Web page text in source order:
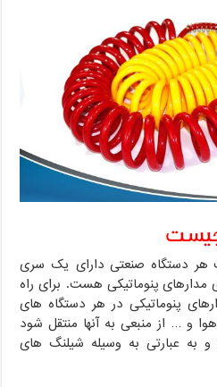
هر دستگاه صنعتی دارای یک سری
مدارهای پنوماتیکی هست. برای راه
پنوماتیکی در هر دستگاه های
و … از منبعی به آنها منتقل شود
و به عبارتی به وسیله شیلنگ های